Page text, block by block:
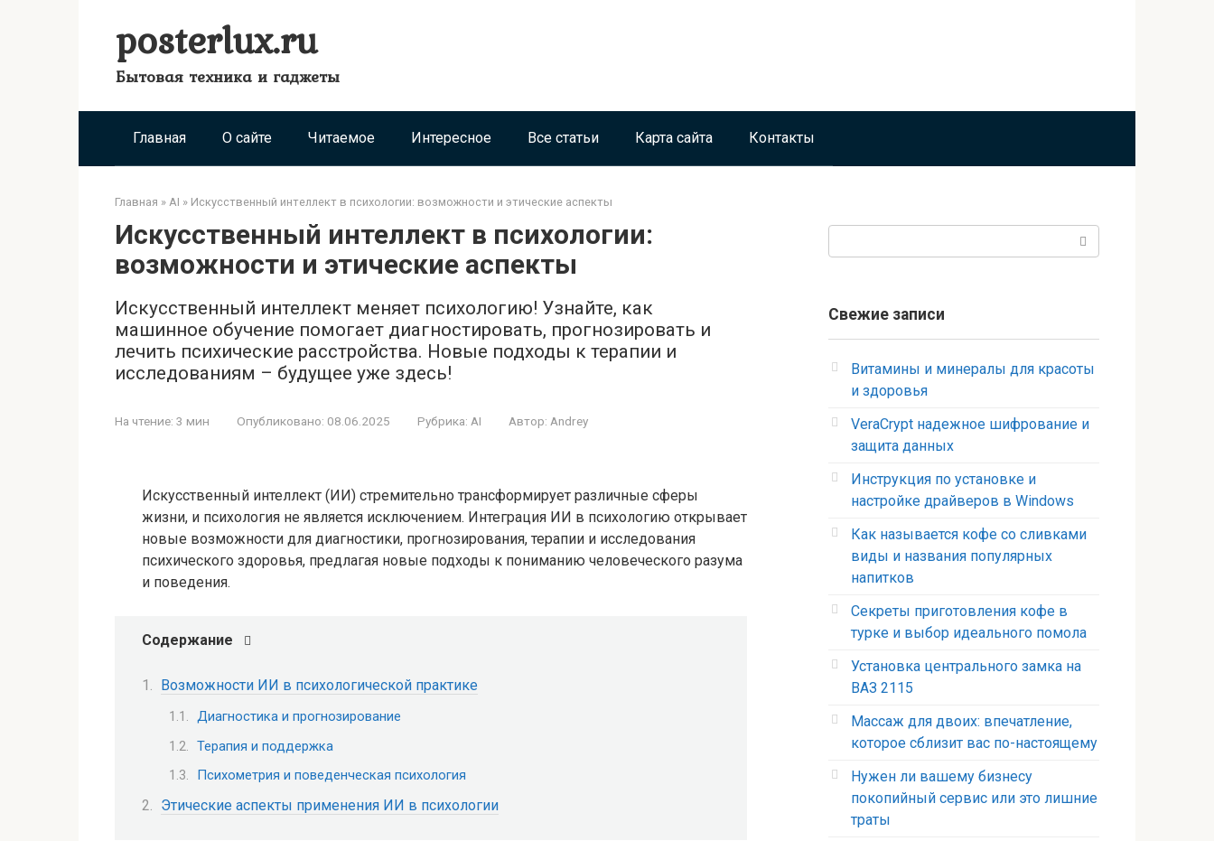
posterlux.ru
Бытовая техника и гаджеты
Главная О сайте Читаемое Интересное Все статьи Карта сайта Контакты
Главная » AI » Искусственный интеллект в психологии: возможности и этические аспекты
Искусственный интеллект в психологии:
возможности и этические аспекты
Искусственный интеллект меняет психологию! Узнайте, как
машинное обучение помогает диагностировать, прогнозировать и
лечить психические расстройства. Новые подходы к терапии и
исследованиям – будущее уже здесь!
На чтение: 3 мин Опубликовано: 08.06.2025 Рубрика: AI Автор: Andrey
Искусственный интеллект (ИИ) стремительно трансформирует различные сферы
жизни, и психология не является исключением. Интеграция ИИ в психологию открывает
новые возможности для диагностики, прогнозирования, терапии и исследования
психического здоровья, предлагая новые подходы к пониманию человеческого разума
и поведения.
Содержание
Возможности ИИ в психологической практике
Диагностика и прогнозирование
Терапия и поддержка
Психометрия и поведенческая психология
Этические аспекты применения ИИ в психологии
Свежие записи
Витамины и минералы для красоты
и здоровья
VeraCrypt надежное шифрование и
защита данных
Инструкция по установке и
настройке драйверов в Windows
Как называется кофе со сливками
виды и названия популярных
напитков
Секреты приготовления кофе в
турке и выбор идеального помола
Установка центрального замка на
ВАЗ 2115
Массаж для двоих: впечатление,
которое сблизит вас по-настоящему
Нужен ли вашему бизнесу
покопийный сервис или это лишние
траты